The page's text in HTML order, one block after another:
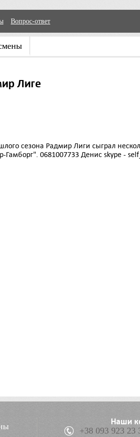
Вопрос-ответ
Лиге
сезона Радмир Лиги сыграл
0681007733 Денис skype -
Наши
+38 093 923 23